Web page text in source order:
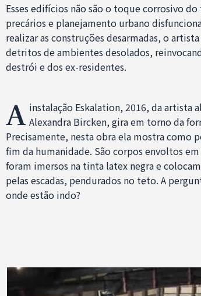
Esses edifícios não são o toque corrosivo
precários e planejamento urbano
realizar as construções desarmadas, o
detritos de ambientes desolados,
destrói e dos ex-residentes.
A instalação Eskalation, 2016, da artista
Alexandra Bircken, gira em torno da
Precisamente, nesta obra ela mostra como
fim da humanidade. São corpos envoltos
foram imersos na tinta latex negra e
pelas escadas, pendurados no teto. A
onde estão indo?